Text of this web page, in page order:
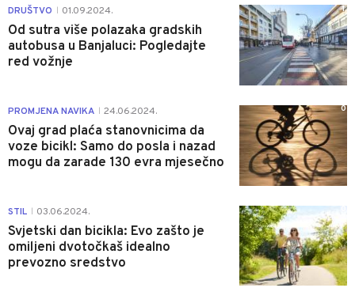
DRUŠTVO 01.09.2024.
Od sutra više polazaka gradskih
autobusa u Banjaluci: Pogledajte
red vožnje
1
PROMJENA NAVIKA 24.06.2024.
Ovaj grad plaća stanovnicima da
voze bicikl: Samo do posla i nazad
mogu da zarade 130 evra mjesečno
0
STIL 03.06.2024.
Svjetski dan bicikla: Evo zašto je
omiljeni dvotočkaš idealno
prevozno sredstvo
0